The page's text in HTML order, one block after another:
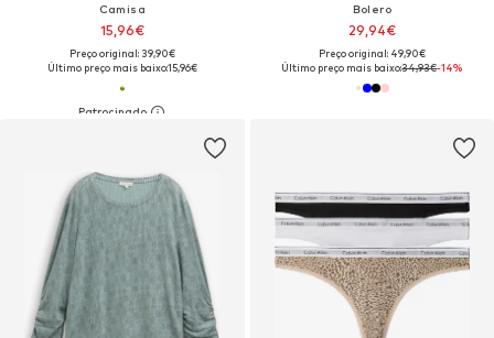
Camisa
15,96€
Preço original: 39,90€
Último preço mais baixo:15,96€
Bolero
29,94€
Preço original: 49,90€
Último preço mais baixo:34,93€-14%